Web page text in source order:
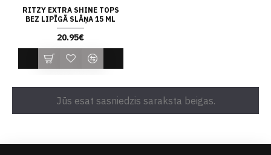
RITZY EXTRA SHINE TOPS
BEZ LIPĪGĀ SLĀŅA 15 ML
20.95€
Jūs esat sasniedzis saraksta beigas.